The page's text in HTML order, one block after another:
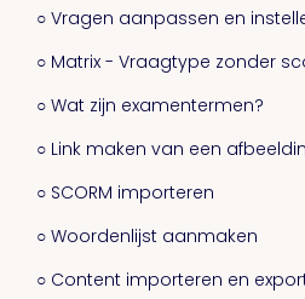
○ Vragen aanpassen en
○ Matrix - Vraagtype zonder
○ Wat zijn examentermen?
○ Link maken van een
○ SCORM importeren
○ Woordenlijst aanmaken
○ Content importeren en